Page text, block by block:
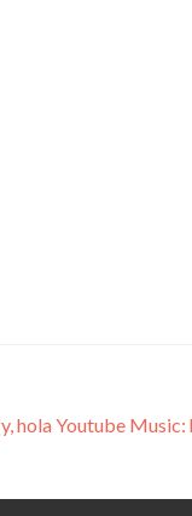
hola Youtube